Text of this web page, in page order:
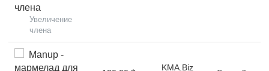
члена
Увеличение
члена
Manup -
мармелад для
KMA.Biz